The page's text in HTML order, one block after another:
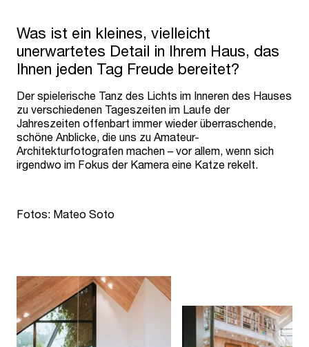
Was ist ein kleines, vielleicht
unerwartetes Detail in Ihrem Haus, das
Ihnen jeden Tag Freude bereitet?
Der spielerische Tanz des Lichts im Inneren des Hauses
zu verschiedenen Tageszeiten im Laufe der
Jahreszeiten offenbart immer wieder überraschende,
schöne Anblicke, die uns zu Amateur-
Architekturfotografen machen – vor allem, wenn sich
irgendwo im Fokus der Kamera eine Katze rekelt.
Fotos: Mateo Soto